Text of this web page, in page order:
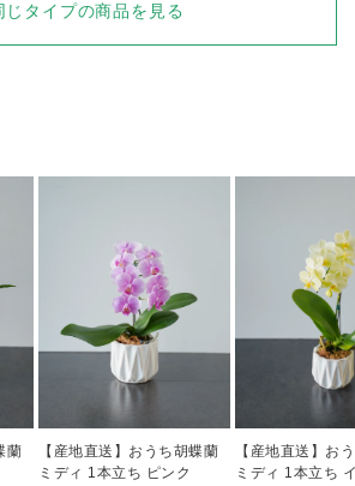
じタイプの商品を見る
蘭
【産地直送】おうち胡蝶蘭
ミディ 1本立ち ピンク
【産地直送】お
ミディ 1本立ち